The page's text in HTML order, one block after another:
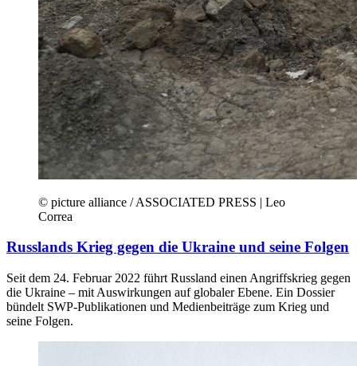
© picture alliance / ASSOCIATED PRESS | Leo
Correa
Russlands Krieg gegen die Ukraine und seine Folgen
Seit dem 24. Februar 2022 führt Russland einen Angriffskrieg gegen
die Ukraine – mit Auswirkungen auf globaler Ebene. Ein Dossier
bündelt SWP-Publikationen und Medienbeiträge zum Krieg und
seine Folgen.